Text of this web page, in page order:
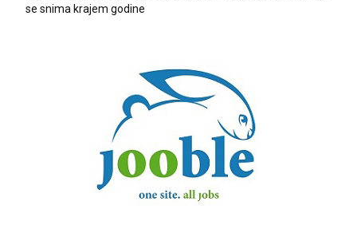
se snima krajem godine